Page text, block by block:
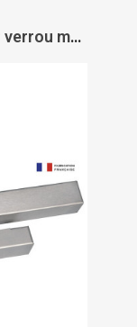
Kits de pose en applique pour verrou motorisé GRS 620 - GROOM